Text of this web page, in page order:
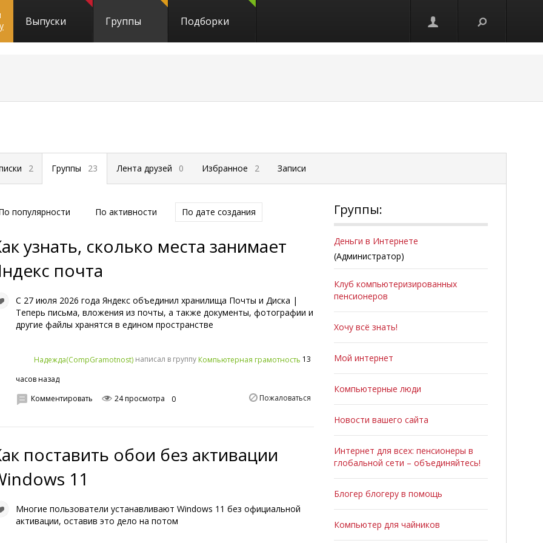
Выпуски Группы Подборки
2 Группы 23 Лента друзей 0 Избранное 2 Записи
популярности По активности По дате создания
узнать, сколько места занимает
почта
С 27 июля 2026 года Яндекс объединил хранилища Почты и Диска |
Теперь письма, вложения из почты, а также документы, фотографии и
другие файлы хранятся в едином пространстве
Надежда(CompGramotnost) написал в группу Компьютерная грамотность 13
часов назад
Пожаловаться
Комментировать 24 просмотра 0
поставить обои без активации
11
Многие пользователи устанавливают Windows 11 без официальной
активации, оставив это дело на потом
Группы:
Деньги в Интернете
(Администратор)
Клуб компьютеризированных
пенсионеров
Хочу всё знать!
Мой интернет
Компьютерные люди
Новости вашего сайта
Интернет для всех: пенсионеры в
глобальной сети – объединяйтесь!
Блогер блогеру в помощь
Компьютер для чайников